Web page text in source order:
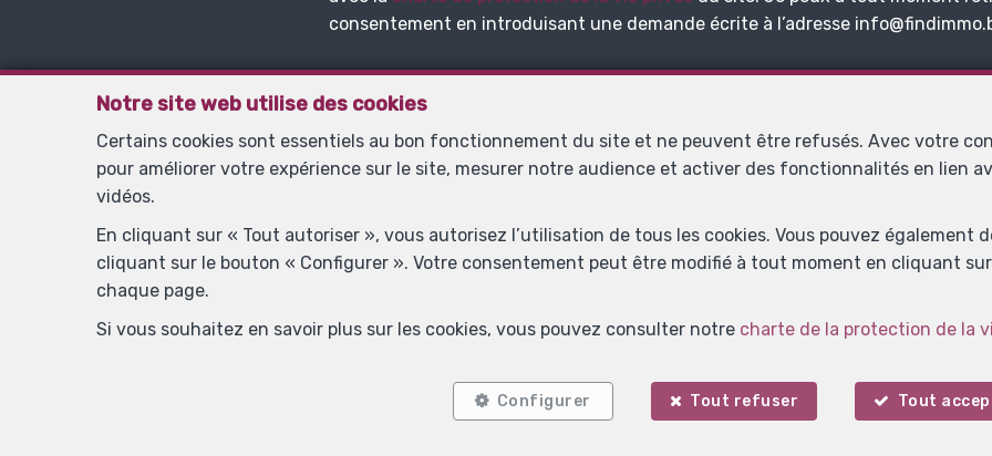
consentement en introduisant une demande écrite à l’adresse
Notre site web utilise des cookies
Certains cookies sont essentiels au bon fonctionnement du site et ne peuvent être refusés. Avec votre
pour améliorer votre expérience sur le site, mesurer notre audience et activer des fonctionnalités en lien
vidéos.
En cliquant sur « Tout autoriser », vous autorisez l’utilisation de tous les cookies. Vous pouvez également
cliquant sur le bouton « Configurer ». Votre consentement peut être modifié à tout moment en cliquant
chaque page.
Si vous souhaitez en savoir plus sur les cookies, vous pouvez consulter notre charte de la protection de la
Configurer Tout refuser Tout
Agent immobilier agréé IPI sous le numéro 103 774 en Belgique - N° entreprise : TVA BE 0807.921.116- Instance de contrôle: Institut
Bruxelles (+32 2 505 38 50 - info@ipi.be) - Soumis au code déontologique
Conditions générales d'utilisation du site Charte de la protection de la vie privée —